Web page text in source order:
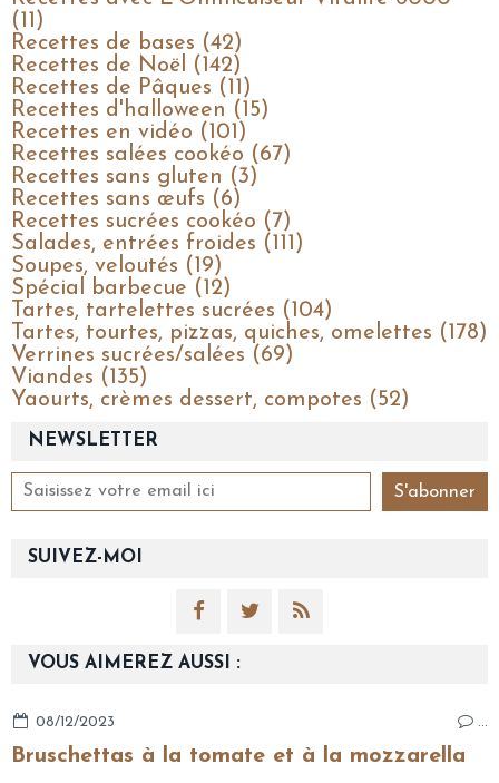
NEWSLETTER
SUIVEZ-MOI
VOUS AIMEREZ AUSSI :
08/12/2023 …
Bruschettas à la tomate et à la mozzarella
(11)
Recettes de bases (42)
Recettes de Noël (142)
Recettes de Pâques (11)
Recettes d'halloween (15)
Recettes en vidéo (101)
Recettes salées cookéo (67)
Recettes sans gluten (3)
Recettes sans œufs (6)
Recettes sucrées cookéo (7)
Salades, entrées froides (111)
Soupes, veloutés (19)
Spécial barbecue (12)
Tartes, tartelettes sucrées (104)
Tartes, tourtes, pizzas, quiches, omelettes (178)
Verrines sucrées/salées (69)
Viandes (135)
Yaourts, crèmes dessert, compotes (52)